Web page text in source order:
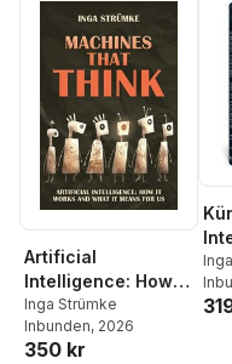
Artificial
Intelligence: How It
Works and What It
Means For Us
Inga Strümke
Inbunden, 2026
350 kr